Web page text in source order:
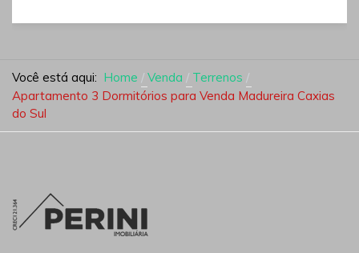
Você está aqui: Home Venda
Terrenos
Apartamento 3 Dormitórios para Venda Madureira Caxias
do Sul